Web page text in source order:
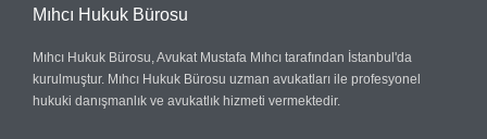
Mıhcı Hukuk Bürosu
Mıhcı Hukuk Bürosu, Avukat Mustafa Mıhcı tarafından İstanbul'da
kurulmuştur. Mıhcı Hukuk Bürosu uzman avukatları ile profesyonel
hukuki danışmanlık ve avukatlık hizmeti vermektedir.